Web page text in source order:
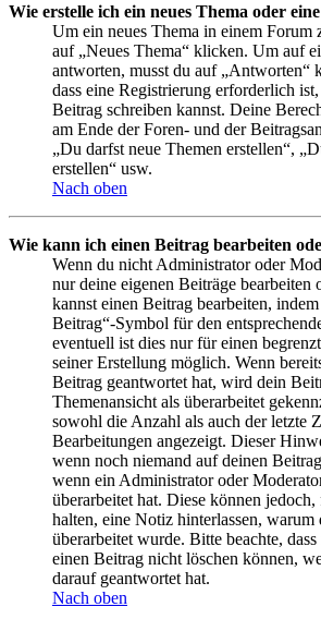
Wie erstelle ich ein neues Thema oder
Um ein neues Thema in einem Forum
auf „Neues Thema“ klicken. Um auf
antworten, musst du auf „Antworten“
dass eine Registrierung erforderlich
Beitrag schreiben kannst. Deine
am Ende der Foren- und der
„Du darfst neue Themen erstellen“,
erstellen“ usw.
Nach oben
Wie kann ich einen Beitrag bearbeiten
Wenn du nicht Administrator oder
nur deine eigenen Beiträge bearbeiten
kannst einen Beitrag bearbeiten,
Beitrag“-Symbol für den
eventuell ist dies nur für einen
seiner Erstellung möglich. Wenn
Beitrag geantwortet hat, wird dein
Themenansicht als überarbeitet
sowohl die Anzahl als auch der letzte
Bearbeitungen angezeigt. Dieser
wenn noch niemand auf deinen
wenn ein Administrator oder
überarbeitet hat. Diese können
halten, eine Notiz hinterlassen, warum
überarbeitet wurde. Bitte beachte,
einen Beitrag nicht löschen können,
darauf geantwortet hat.
Nach oben